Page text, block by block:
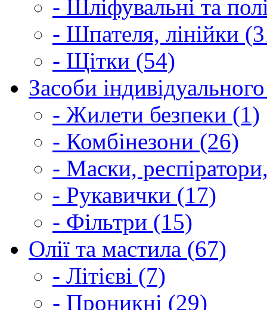
- Шліфувальні та
- Шпателя, лінійки
- Щітки (54)
Засоби
- Жилети безпеки (1)
- Комбінезони (26)
- Маски,
- Рукавички (17)
- Фільтри (15)
Олії та мастила (67)
- Літієві (7)
- Проникні (29)